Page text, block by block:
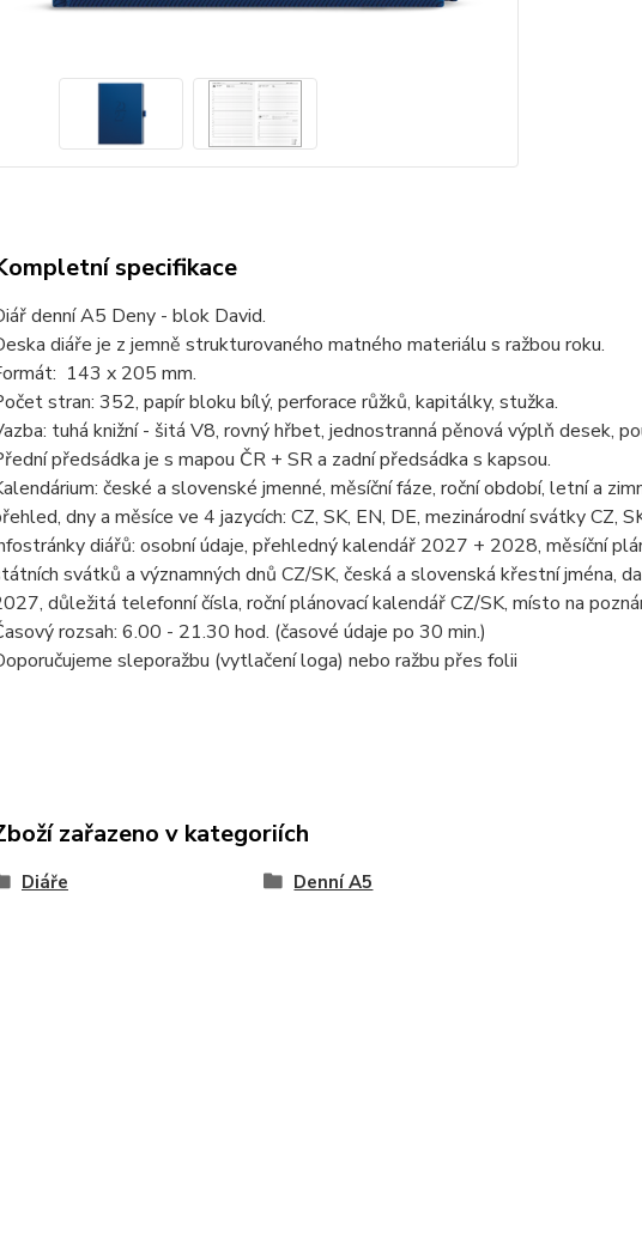
specifikace
denní A5 Deny - blok David.
diáře je z jemně strukturovaného matného materiálu s ražbou roku.
143 x 205 mm.
stran: 352, papír bloku bílý, perforace růžků, kapitálky, stužka.
tuhá knižní - šitá V8, rovný hřbet, jednostranná pěnová výplň desek,
předsádka je s mapou ČR + SR a zadní předsádka s kapsou.
české a slovenské jmenné, měsíční fáze, roční období, letní a
dny a měsíce ve 4 jazycích: CZ, SK, EN, DE, mezinárodní svátky CZ,
diářů: osobní údaje, přehledný kalendář 2027 + 2028, měsíční
svátků a významných dnů CZ/SK, česká a slovenská křestní jména,
důležitá telefonní čísla, roční plánovací kalendář CZ/SK, místo na
rozsah: 6.00 - 21.30 hod. (časové údaje po 30 min.)
sleporažbu (vytlačení loga) nebo ražbu přes folii
zařazeno v kategoriích
Diáře Denní A5